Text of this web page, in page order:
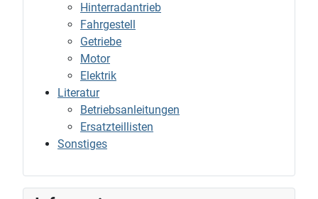
Hinterradantrieb
Fahrgestell
Getriebe
Motor
Elektrik
Literatur
Betriebsanleitungen
Ersatzteillisten
Sonstiges